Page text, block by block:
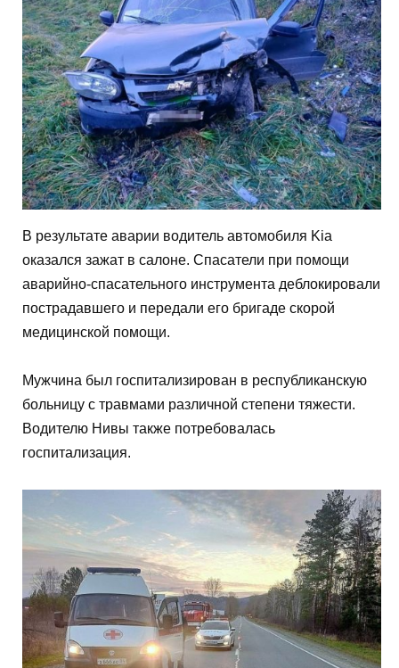
В результате аварии водитель автомобиля Kia
оказался зажат в салоне. Спасатели при помощи
аварийно-спасательного инструмента деблокировали
пострадавшего и передали его бригаде скорой
медицинской помощи.
Мужчина был госпитализирован в республиканскую
больницу с травмами различной степени тяжести.
Водителю Нивы также потребовалась
госпитализация.